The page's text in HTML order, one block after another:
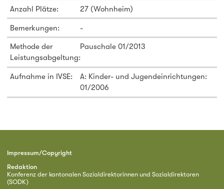
Anzahl Plätze: 27 (Wohnheim)
Bemerkungen: -
Methode der
Leistungsabgeltung:
Pauschale 01/2013
Aufnahme in IVSE:
A: Kinder- und Jugendeinrichtungen:
01/2006
Impressum/Copyright
Redaktion
Konferenz der kantonalen Sozialdirektorinnen und Sozialdirektoren
(SODK)